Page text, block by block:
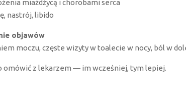
miażdżycą i chorobami serca
nastrój, libido
objawów
moczu, częste wizyty w toalecie w nocy, ból w
omówić z lekarzem — im wcześniej, tym lepiej.